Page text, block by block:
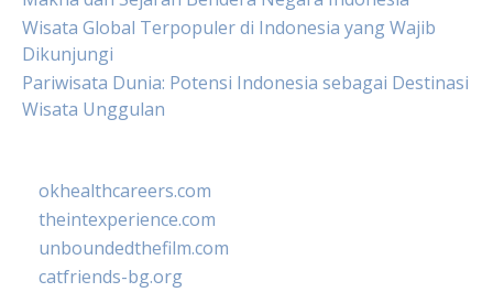
Wisata Global Terpopuler di Indonesia yang Wajib
Dikunjungi
Pariwisata Dunia: Potensi Indonesia sebagai Destinasi
Wisata Unggulan
okhealthcareers.com
theintexperience.com
unboundedthefilm.com
catfriends-bg.org